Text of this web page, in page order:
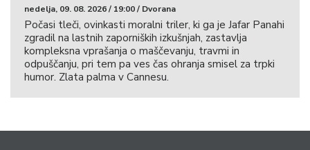
nedelja, 09. 08. 2026 / 19:00 / Dvorana
Počasi tleči, ovinkasti moralni triler, ki ga je Jafar Panahi
zgradil na lastnih zaporniških izkušnjah, zastavlja
kompleksna vprašanja o maščevanju, travmi in
odpuščanju, pri tem pa ves čas ohranja smisel za trpki
humor. Zlata palma v Cannesu.